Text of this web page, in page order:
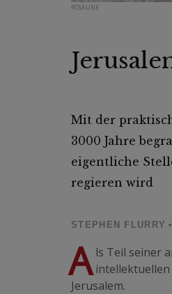
POSAUNE
Mit der
3000 Jahre
eigentliche
regieren wird
STEPHEN FLURRY
A ls Teil seiner
Jerusalem.